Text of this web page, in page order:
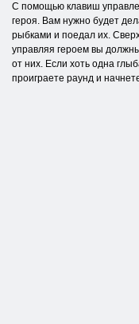
С помощью клавиш
героя. Вам нужно будет
рыбками и поедал их.
управляя героем вы
от них. Если хоть одна
проиграете раунд и